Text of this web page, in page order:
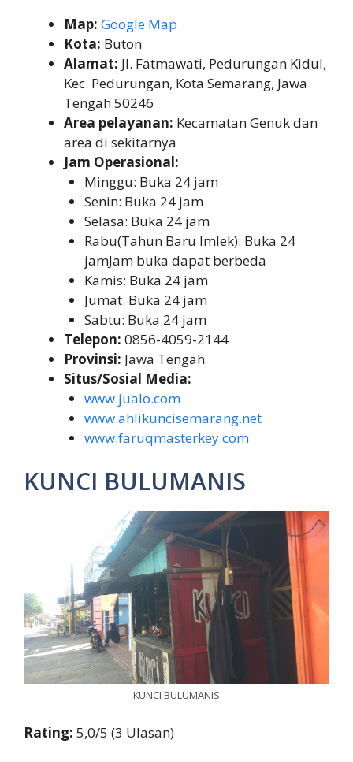
Map: Google Map
Kota: Buton
Alamat: Jl. Fatmawati, Pedurungan Kidul,
Kec. Pedurungan, Kota Semarang, Jawa
Tengah 50246
Area pelayanan: Kecamatan Genuk dan
area di sekitarnya
Jam Operasional:
Minggu: Buka 24 jam
Senin: Buka 24 jam
Selasa: Buka 24 jam
Rabu(Tahun Baru Imlek): Buka 24
jamJam buka dapat berbeda
Kamis: Buka 24 jam
Jumat: Buka 24 jam
Sabtu: Buka 24 jam
Telepon: 0856-4059-2144
Provinsi: Jawa Tengah
Situs/Sosial Media:
www.jualo.com
www.ahlikuncisemarang.net
www.faruqmasterkey.com
KUNCI BULUMANIS
KUNCI BULUMANIS
Rating: 5,0/5 (3 Ulasan)